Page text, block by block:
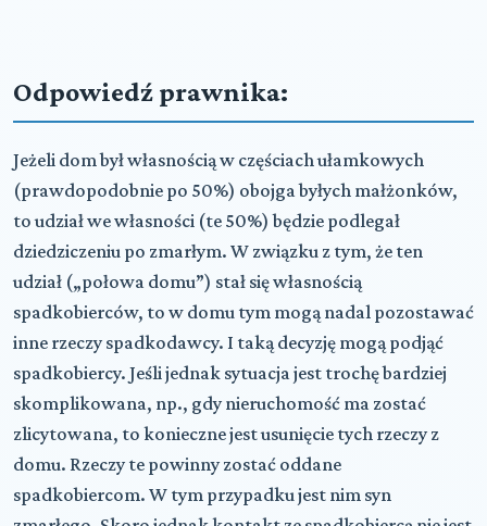
Odpowiedź prawnika:
Jeżeli dom był własnością w częściach ułamkowych
(prawdopodobnie po 50%) obojga byłych małżonków,
to udział we własności (te 50%) będzie podlegał
dziedziczeniu po zmarłym. W związku z tym, że ten
udział („połowa domu”) stał się własnością
spadkobierców, to w domu tym mogą nadal pozostawać
inne rzeczy spadkodawcy. I taką decyzję mogą podjąć
spadkobiercy. Jeśli jednak sytuacja jest trochę bardziej
skomplikowana, np., gdy nieruchomość ma zostać
zlicytowana, to konieczne jest usunięcie tych rzeczy z
domu. Rzeczy te powinny zostać oddane
spadkobiercom. W tym przypadku jest nim syn